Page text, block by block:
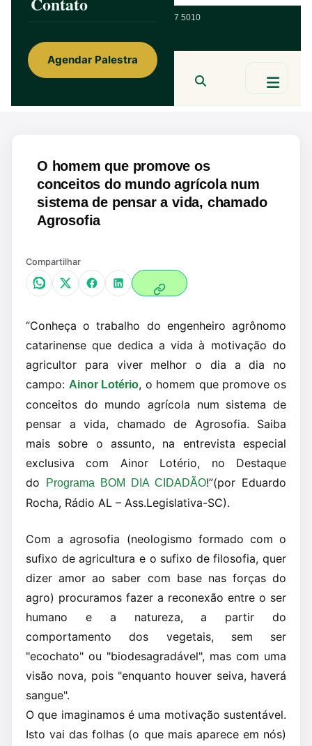
47 9 9967 5010
Ainor Lotério
Agendar Palestra
O homem que promove os
conceitos do mundo agrícola num
sistema de pensar a vida, chamado
Agrosofia
Compartilhar
“Conheça o trabalho do engenheiro agrônomo
catarinense que dedica a vida à motivação do
agricultor para viver melhor o dia a dia no
campo: Ainor Lotério, o homem que promove os
conceitos do mundo agrícola num sistema de
pensar a vida, chamado de Agrosofia. Saiba
mais sobre o assunto, na entrevista especial
exclusiva com Ainor Lotério, no Destaque
do
Programa BOM DIA CIDADÃO!”(por Eduardo
Rocha, Rádio AL – Ass.Legislativa-SC).
Com a agrosofia (neologismo formado com o
sufixo de agricultura e o sufixo de filosofia, quer
dizer amor ao saber com base nas forças do
agro) procuramos fazer a reconexão entre o ser
humano e a natureza, a partir do
comportamento dos vegetais, sem ser
"ecochato" ou "biodesagradável", mas com uma
visão nova, pois "enquanto houver seiva, haverá
sangue".
O que imaginamos é uma motivação sustentável.
Isto vai das folhas (o que mais aparece em nós)